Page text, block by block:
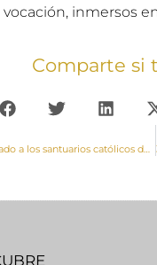
inmersos
Comparte si